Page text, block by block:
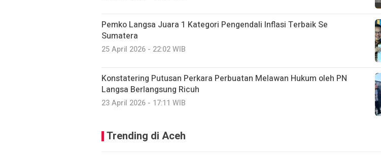
Pemko Langsa Juara 1 Kategori Pengendali Inflasi Terbaik Se
Sumatera
25 April 2026 - 22:02 WIB
Konstatering Putusan Perkara Perbuatan Melawan Hukum oleh PN
Langsa Berlangsung Ricuh
23 April 2026 - 17:11 WIB
Trending di Aceh